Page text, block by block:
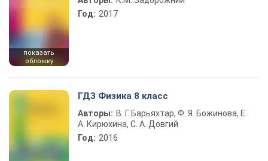
показать
обложку
Год: 2017
ГДЗ Физика 8 класс
Авторы: В. Г. Барьяхтар, Ф. Я. Божинова, Е.
А. Кирюхина, С. А. Довгий
Год: 2016